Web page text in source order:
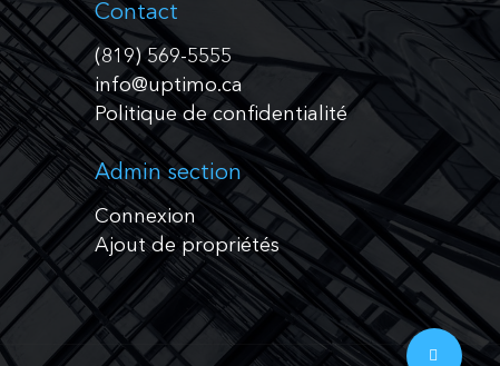
Contact
(819) 569-5555
info@uptimo.ca
Politique de confidentialité
Admin section
Connexion
Ajout de propriétés